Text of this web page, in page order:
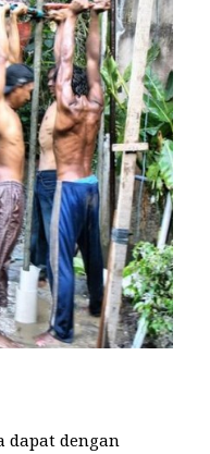
dapat dengan